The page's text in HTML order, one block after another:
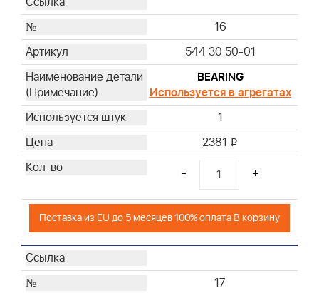
16
544 30 50-01
BEARING
Используется в агрегатах
1
2381 i
- +
Поставка из EU до 5 месяцев 100% оплата В корзину
17